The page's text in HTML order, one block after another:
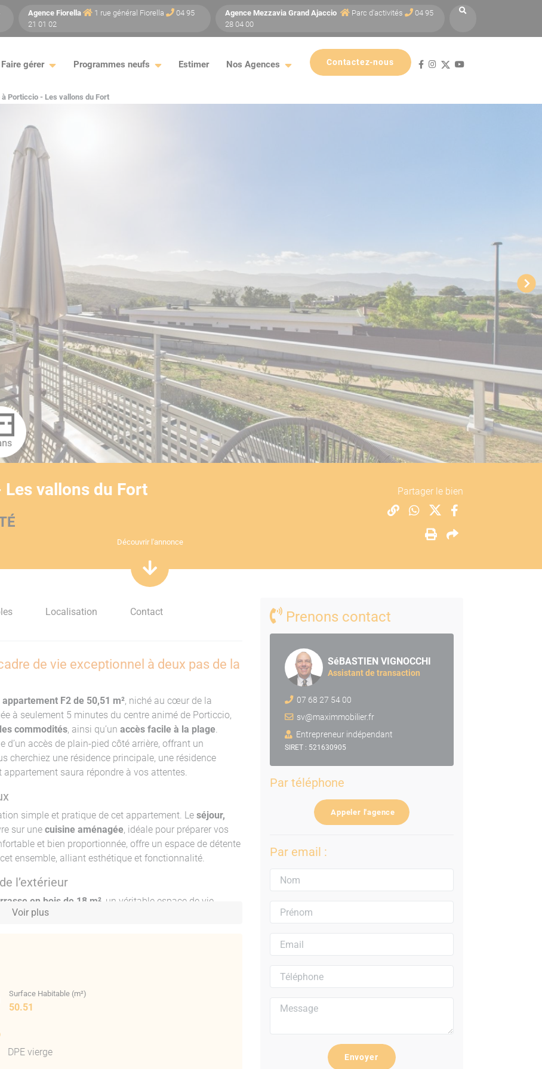
Agence Fiorella 1 rue général Fiorella
04 95
21 01 02
Agence MezzaviaGrand Ajaccio Parc d'activités
04 95
28 04 00
Faire gérer Programmes neufs Estimer Nos Agences Contactez-nous
à Porticcio - Les vallons du Fort
YouTube est désactivé.
vallons du Fort Partager le bien
Découvrir l'annonce
Localisation Contact
de vie exceptionnel à deux pas de la
appartement F2 de 50,51 m², niché au cœur de la
à seulement 5 minutes du centre animé de Porticcio,
commodités, ainsi qu’un accès facile à la plage.
d’un accès de plain-pied côté arrière, offrant un
cherchiez une résidence principale, une résidence
saura répondre à vos attentes.
simple et pratique de cet appartement. Le séjour,
sur une cuisine aménagée, idéale pour préparer vos
et bien proportionnée, offre un espace de détente
ensemble, alliant esthétique et fonctionnalité.
l’extérieur
en bois de 18 m² , un véritable espace de vie
vue dégagée
voisine, est proposé en sus au prix de 30 000 €. Ce
le stationnement ou le stockage, ajoutant une valeur
se compose de 8 villas réparties sur deux niveaux.
Voir plus
Surface Habitable (m²)
50.51
DPE vierge
Prenons contact
SéBASTIEN VIGNOCCHI
Assistant de transaction
07 68 27 54 00
sv@maximmobilier.fr
Entrepreneur indépendant
SIRET : 521630905
Par téléphone
Appeler l'agence
Par email :
Envoyer